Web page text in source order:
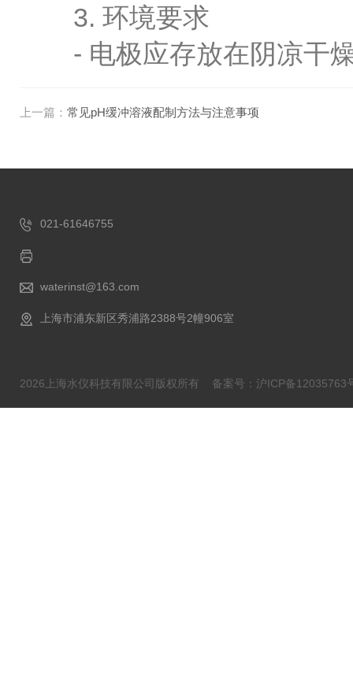
3. 环境要求
- 电极应存放在阴凉干燥
上一篇： 常见pH缓冲溶液配制方法与注意事项
021-61646755
waterinst@163.com
上海市浦东新区秀浦路2388号2幢906室
2026上海水仪科技有限公司版权所有 备案号：沪ICP备12035763